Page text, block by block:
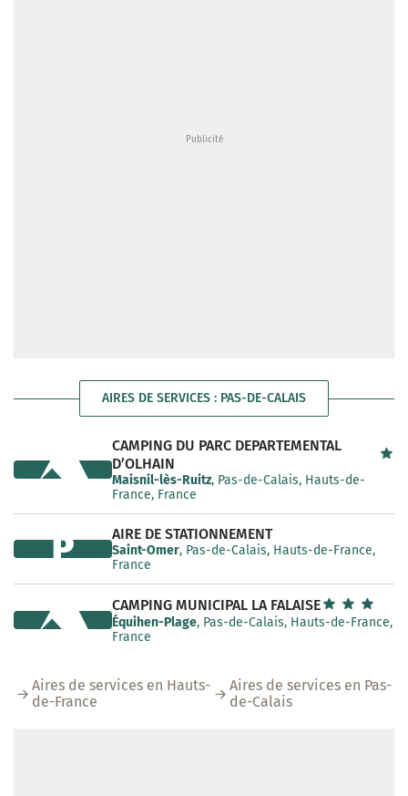
AIRES DE SERVICES : PAS-DE-CALAIS
CAMPING DU PARC DEPARTEMENTAL
D’OLHAIN
Maisnil-lès-Ruitz, Pas-de-Calais, Hauts-de-
France, France
AIRE DE STATIONNEMENT
Saint-Omer, Pas-de-Calais, Hauts-de-France,
France
P
CAMPING MUNICIPAL LA FALAISE
Équihen-Plage, Pas-de-Calais, Hauts-de-France,
France
Aires de services en Hauts-
de-France
Aires de services en Pas-
de-Calais